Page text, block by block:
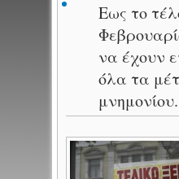
Eως το
να έχουν
όλα τα